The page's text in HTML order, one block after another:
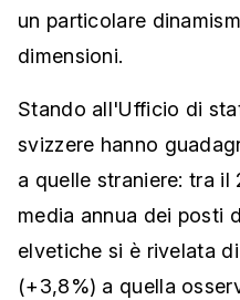
un particolare
dimensioni.
Stando all'Ufficio di
svizzere hanno
a quelle straniere: tra il
media annua dei posti
elvetiche si è rivelata
(+3,8%) a quella